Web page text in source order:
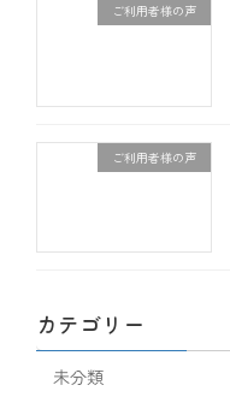
ご利用者様の声
ご利用者様の声
カテゴリー
未分類